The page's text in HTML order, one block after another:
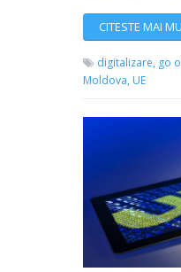
CITESTE MAI
digitalizare, go
Moldova, UE